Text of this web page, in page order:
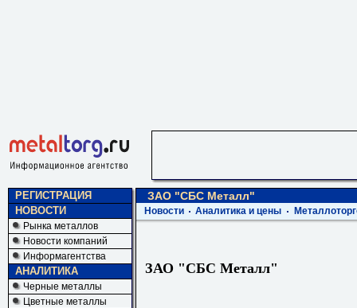
РЕГИСТРАЦИЯ
НОВОСТИ
Рынка металлов
Новости компаний
Информагентства
АНАЛИТИКА
Черные металлы
Цветные металлы
ЗАО "СБС Металл"
Новости Аналитика и цены
ЗАО "СБС Металл"